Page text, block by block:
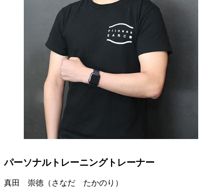
パーソナルトレーニングトレーナー
真田 崇徳（さなだ たかのり）